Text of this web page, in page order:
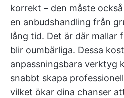
korrekt – den måste
en anbudshandling från
lång tid. Det är där mallar
blir oumbärliga. Dessa
anpassningsbara verktyg
snabbt skapa
vilket ökar dina chanser